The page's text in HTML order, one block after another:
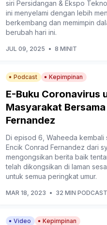
siri Persidangan & Ekspo
ini menyelami dengan lebih
berkembang dan memimpin
berubah hari ini.
JUL 09, 2025 • 8 MINIT
Podcast Kepimpinan
E-Buku Coronavirus
Masyarakat
Fernandez
Di episod 6, Waheeda kembali
Encik Conrad Fernandez dari
mengongsikan berita baik
telah dikongsikan di laman
untuk semua peringkat umur.
MAR 18, 2023 • 32 MIN PODCAST
Video Kepimpinan